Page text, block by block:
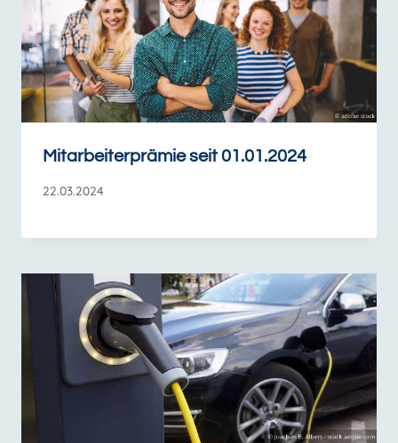
Mitarbeiterprämie seit 01.01.2024
22.03.2024